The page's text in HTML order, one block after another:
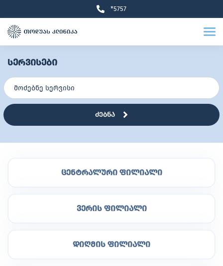
*5757
სერვისები
ძებნა
ცენტრალური ფილიალი
ვერის ფილიალი
დიღმის ფილიალი